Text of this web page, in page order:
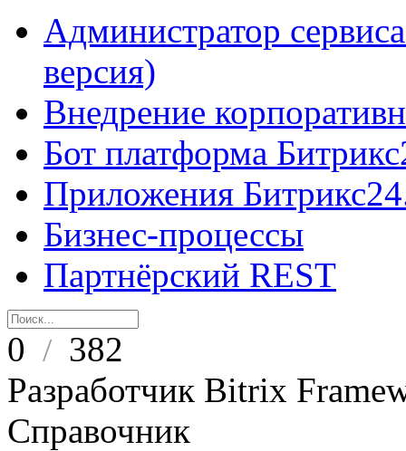
Администратор
версия)
Внедрение
Бот платформа
Приложения
Бизнес-процессы
Партнёрский REST
0 / 382
Разработчик Bitrix
Справочник